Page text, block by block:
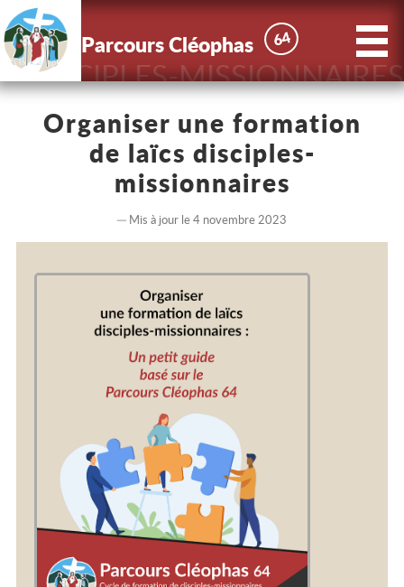
Parcours
Cléophas
64
X
Accueil
Actus
Le Parcours
Nous
Inscriptions
DISCIPLES-MISSIONNAIRES
Parcours Cléophas 64
Organiser une formation
de laïcs disciples-
missionnaires
Mis à jour le 4 novembre 2023